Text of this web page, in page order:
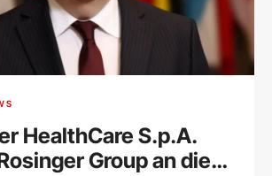
HealthCare S.p.A.
Group an die